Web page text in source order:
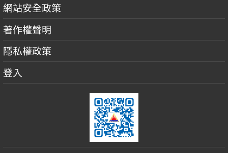
網站安全政策
著作權聲明
隱私權政策
登入